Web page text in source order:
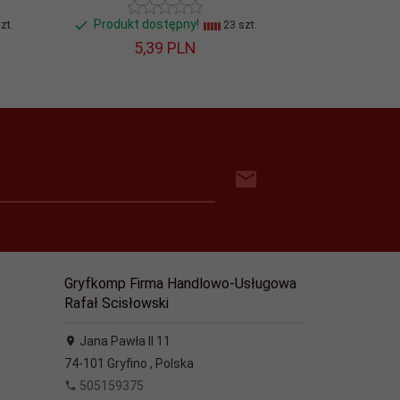
Produkt dostępny! 23 szt.
5,39 PLN
Gryfkomp Firma Handlowo-Usługowa
Rafał Scisłowski
Jana Pawła II 11
74-101 Gryfino , Polska
505159375